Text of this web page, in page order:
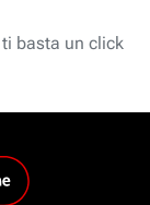
basta un click